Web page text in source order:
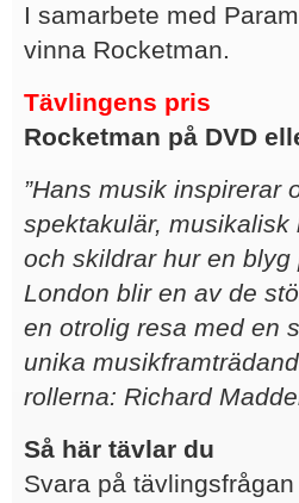
I samarbete med
vinna Rocketman.
Tävlingens pris
Rocketman på DVD
”Hans musik inspirerar
spektakulär,
och skildrar hur en
London blir en av de
en otrolig resa med en
unika
rollerna: Richard
Så här tävlar du
Svara på